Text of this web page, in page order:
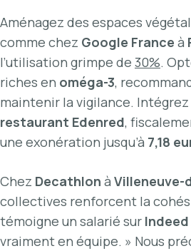
Aménagez des espaces
comme chez Google France à
l’utilisation grimpe de 30%.
riches en oméga-3,
maintenir la vigilance. Intégrez
restaurant Edenred,
une exonération jusqu’à 7,18
Chez Decathlon à Villeneuve-
collectives renforcent la
témoigne un salarié sur Indeed
vraiment en équipe. » Nous